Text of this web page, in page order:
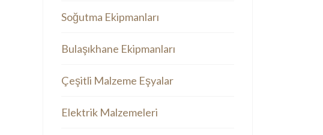
Soğutma Ekipmanları
Bulaşıkhane Ekipmanları
Çeşitli Malzeme Eşyalar
Elektrik Malzemeleri